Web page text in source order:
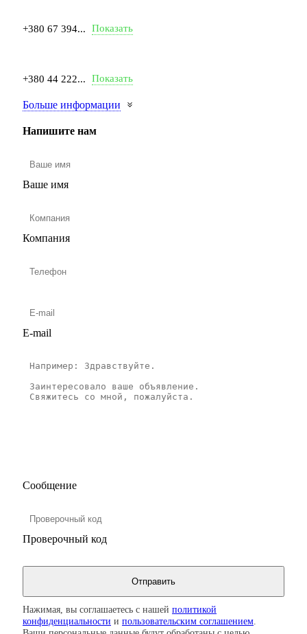
+380 67 394... Показать
+380 44 222... Показать
Больше информации
Напишите нам
Ваше имя
Компания
E-mail
Сообщение
Проверочный код
Нажимая, вы соглашаетесь с нашей политикой
конфиденциальности и пользовательским соглашением